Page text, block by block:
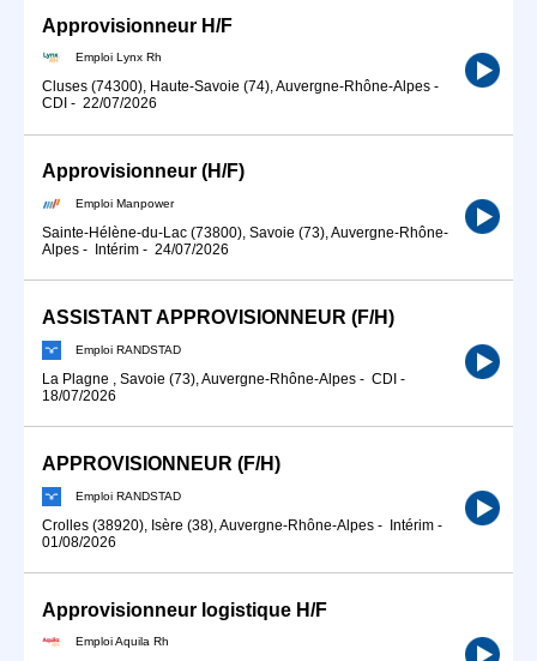
Approvisionneur H/F
Emploi Lynx Rh
Cluses (74300), Haute-Savoie (74), Auvergne-Rhône-Alpes -
CDI - 22/07/2026
Approvisionneur (H/F)
Emploi Manpower
Sainte-Hélène-du-Lac (73800), Savoie (73), Auvergne-Rhône-
Alpes - Intérim - 24/07/2026
ASSISTANT APPROVISIONNEUR (F/H)
Emploi RANDSTAD
La Plagne , Savoie (73), Auvergne-Rhône-Alpes - CDI -
18/07/2026
APPROVISIONNEUR (F/H)
Emploi RANDSTAD
Crolles (38920), Isère (38), Auvergne-Rhône-Alpes - Intérim -
01/08/2026
Approvisionneur logistique H/F
Emploi Aquila Rh